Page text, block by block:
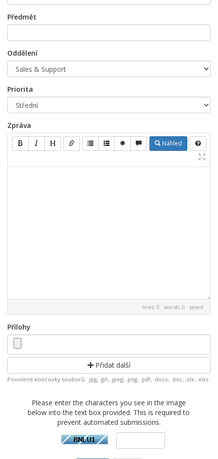
Předmět
Oddělení
Priorita
Zpráva
Náhled
lines: 0 words: 0 saved
Přílohy
Přidat další
Povolené koncovky souborů: .jpg, .gif, .jpeg, .png, .pdf, .docx, .doc, .xlx, .xlxs
Please enter the characters you see in the image
below into the text box provided. This is required to
prevent automated submissions.